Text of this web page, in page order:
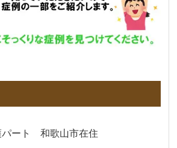
ート 和歌山市在住